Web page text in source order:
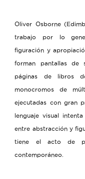
Oliver Osborne
trabajo por lo
figuración y
forman pantallas de
páginas de libros
monocromos de
ejecutadas con gran
lenguaje visual
entre abstracción y
tiene el acto de
contemporáneo.